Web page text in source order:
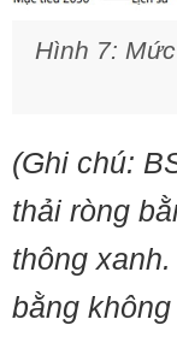
Hình 7:
(Ghi chú:
thải ròng
thông
bằng